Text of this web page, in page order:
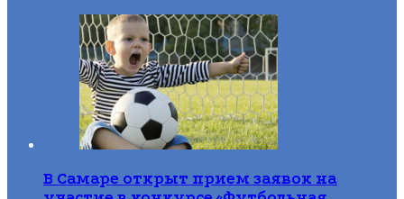
В Самаре открыт прием заявок на